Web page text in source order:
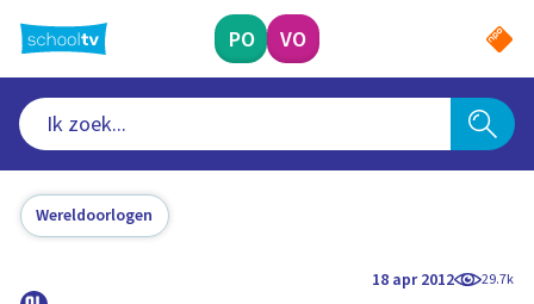
naar
hoofdinhoud
PO VO
Wereldoorlogen
18 apr 2012 29.7k